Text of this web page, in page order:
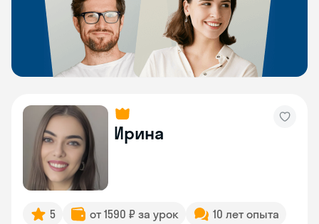
Ирина
5 от 1590 ₽ за урок
10 лет опыта